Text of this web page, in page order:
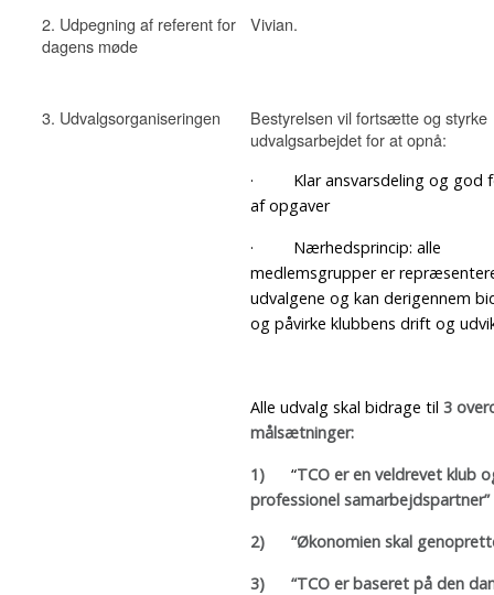
2. Udpegning af referent for
dagens møde
Vivian.
3. Udvalgsorganiseringen
Bestyrelsen vil fortsætte og styrke
udvalgsarbejdet for at opnå:
· Klar ansvarsdeling og god
af opgaver
· Nærhedsprincip: alle
medlemsgrupper er
udvalgene og kan derigennem
og påvirke klubbens drift og
Alle udvalg skal bidrage til 3
målsætninger:
1) “TCO er en veldrevet klub
professionel samarbejdspartner”
2) “Økonomien skal
3) “TCO er baseret på den